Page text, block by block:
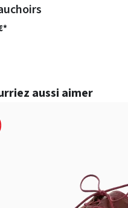
de produits
aussi aimer